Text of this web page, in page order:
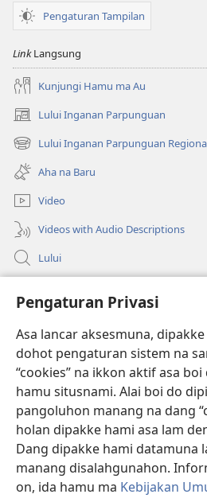
Pengaturan Privasi
Asa lancar aksesmuna,
dohot pengaturan sistem na
“cookies” na ikkon aktif asa
hamu situsnami. Alai boi do
pangoluhon manang na dang
holan dipakke hami asa lam
Dang dipakke hami datamuna
manang disalahgunahon.
on, ida hamu ma Kebijakan
Pengaturan Tampilan
LinkLangsung
Kunjungi Hamu ma Au
Lului Inganan Parpunguan
(opens
new
window)
Lului Inganan Parpunguan
(opens
new
window)
Aha na Baru
Video
Videos with Audio Descriptions
Lului
(opens
new
PERPUSTAKAAN ONLINE Joujou
(opens
new
window)JW Hub
(opens
new
window)JW Library ®